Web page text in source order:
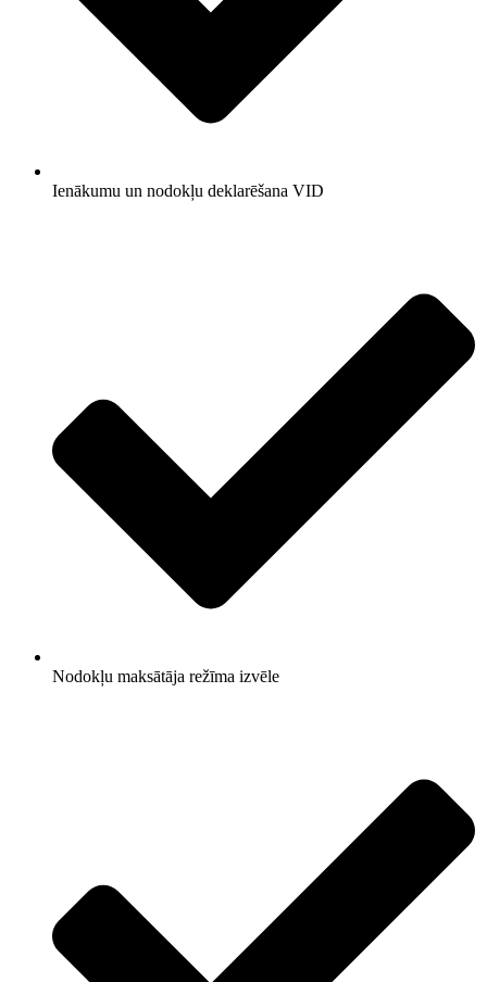
Ienākumu un nodokļu deklarēšana VID
Nodokļu maksātāja režīma izvēle